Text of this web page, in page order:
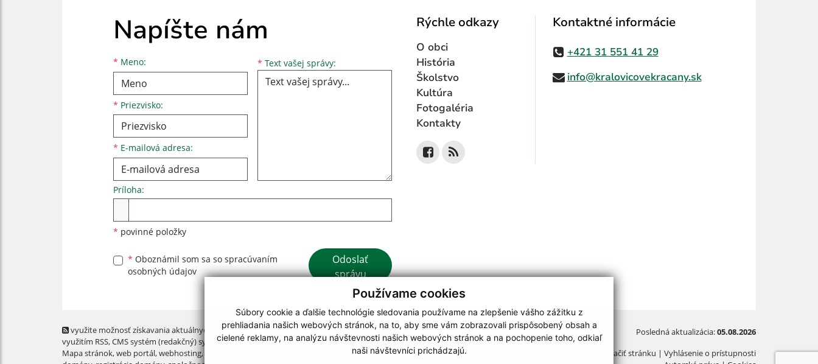
Používame cookies
Súbory cookie a ďalšie technológie sledovania používame na zlepšenie vášho zážitku z
prehliadania našich webových stránok, na to, aby sme vám zobrazovali prispôsobený obsah a
cielené reklamy, na analýzu návštevnosti našich webových stránok a na pochopenie toho, odkiaľ
naši návštevníci prichádzajú.
Napíšte nám
* Meno:
Meno
* Priezvisko:
Priezvisko
* E-mailová adresa:
E-mailová adresa * Text vašej správy: Text vašej správy...
Príloha:
* povinné položky
* Oboznámil som sa so spracúvaním
osobných údajov
Google reCaptcha Response
Odoslať
správu
Rýchle odkazy
O obci
História
Školstvo
Kultúra
Fotogaléria
Kontakty
Kontaktné informácie
+421 31 551 41 29
info@kralovicovekracany.sk
využite možnosť získavania aktuálnych informácií s
využitím RSS, CMS systém (redakčný) systém ECHELON 2,
Mapa stránok,web portál,webhosting,
Posledná aktualizácia:05.08.2026
Vytlačiť stránku | Vyhlásenie o prístupnosti
webdesign|